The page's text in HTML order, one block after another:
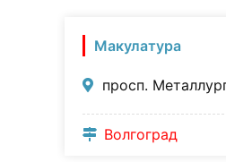
Макулатура
просп.
Волгоград